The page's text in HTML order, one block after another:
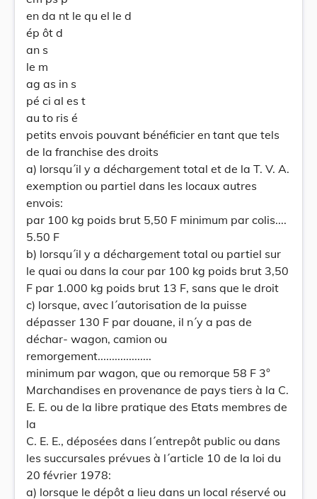
en da nt le qu el le d
ép ôt d
an s
le m
ag as in s
pé ci al es t
au to ris é
petits envois pouvant bénéficier en tant que tels
de la franchise des droits
a) lorsqu´il y a déchargement total et de la T. V. A.
exemption ou partiel dans les locaux autres
envois:
par 100 kg poids brut 5,50 F minimum par colis....
5.50 F
b) lorsqu´il y a déchargement total ou partiel sur
le quai ou dans la cour par 100 kg poids brut 3,50
F par 1.000 kg poids brut 13 F, sans que le droit
c) lorsque, avec l´autorisation de la puisse
dépasser 130 F par douane, il n´y a pas de
déchar- wagon, camion ou
remorgement...................
minimum par wagon, que ou remorque 58 F 3°
Marchandises en provenance de pays tiers à la C.
E. E. ou de la libre pratique des Etats membres de
la
C. E. E., déposées dans l´entrepôt public ou dans
les succursales prévues à l´article 10 de la loi du
20 février 1978:
a) lorsque le dépôt a lieu dans un local réservé ou